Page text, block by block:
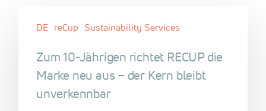
DE reCup Sustainability Services
Zum 10-Jährigen richtet RECUP die
Marke neu aus – der Kern bleibt
unverkennbar